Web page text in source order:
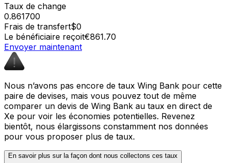
Taux de change
0.861700
Frais de transfert$0
Le bénéficiaire reçoit€861.70
Envoyer maintenant
Nous n’avons pas encore de taux Wing Bank pour cette
paire de devises, mais vous pouvez tout de même
comparer un devis de Wing Bank au taux en direct de
Xe pour voir les économies potentielles. Revenez
bientôt, nous élargissons constamment nos données
pour vous proposer plus de taux.
En savoir plus sur la façon dont nous collectons ces taux